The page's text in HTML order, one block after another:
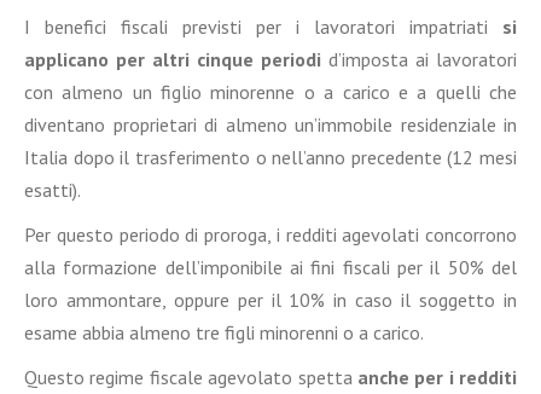
I benefici fiscali previsti per i lavoratori impatriati si
applicano per altri cinque periodi d’imposta ai lavoratori
con almeno un figlio minorenne o a carico e a quelli che
diventano proprietari di almeno un’immobile residenziale in
Italia dopo il trasferimento o nell’anno precedente (12 mesi
esatti).
Per questo periodo di proroga, i redditi agevolati concorrono
alla formazione dell’imponibile ai fini fiscali per il 50% del
loro ammontare, oppure per il 10% in caso il soggetto in
esame abbia almeno tre figli minorenni o a carico.
Questo regime fiscale agevolato spetta anche per i redditi